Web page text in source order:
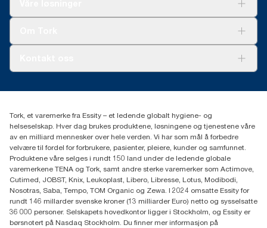
(+47) 22 70 62 00
Fredrik Selmers vei 6
0603 OSLO
Tork, et varemerke fra Essity – et ledende globalt hygiene- og
helseselskap. Hver dag brukes produktene, løsningene og tjenestene våre
av en milliard mennesker over hele verden. Vi har som mål å forbedre
velvære til fordel for forbrukere, pasienter, pleiere, kunder og samfunnet.
Produktene våre selges i rundt 150 land under de ledende globale
varemerkene TENA og Tork, samt andre sterke varemerker som Actimove,
Cutimed, JOBST, Knix, Leukoplast, Libero, Libresse, Lotus, Modibodi,
Nosotras, Saba, Tempo, TOM Organic og Zewa. I 2024 omsatte Essity for
rundt 146 millarder svenske kroner (13 milliarder Euro) netto og sysselsatte
36 000 personer. Selskapets hovedkontor ligger i Stockholm, og Essity er
børsnotert på Nasdaq Stockholm. Du finner mer informasjon på